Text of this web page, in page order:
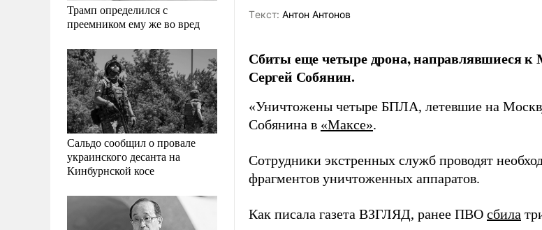
Трамп определился с
преемником ему же во вред
Сальдо сообщил о провале
украинского десанта на
Кинбурнской косе
Tекст: Антон Антонов
Сбиты еще четыре дрона, направлявшиеся
Сергей Собянин.
«Уничтожены четыре БПЛА, летевшие на
Собянина в «Максе».
Сотрудники экстренных служб проводят
фрагментов уничтоженных аппаратов.
Как писала газета ВЗГЛЯД, ранее ПВО сбила